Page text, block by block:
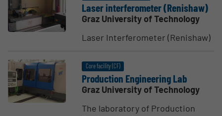
Laser inter­fer­ometer (Renishaw)
Graz University of Technology
Laser Interferometer (Renishaw)
Core facility (CF)
Production Engineering Lab
Graz University of Technology
The laboratory of Production